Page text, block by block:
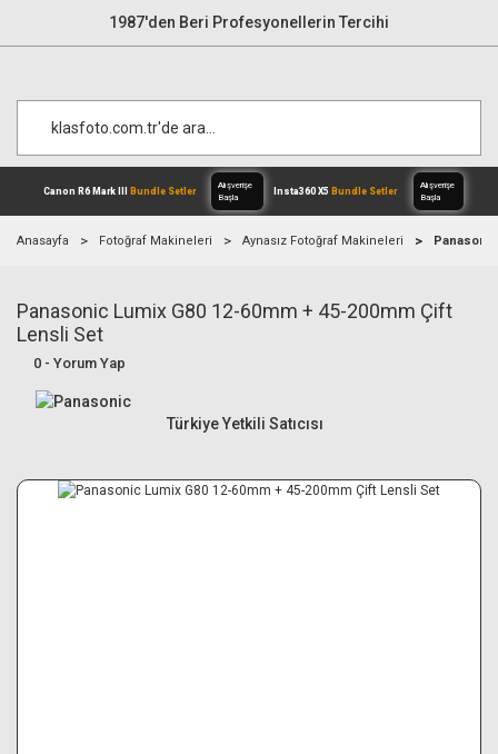
1987'den Beri Profesyonellerin Tercihi
Canon R6 Mark IIIBundle Setler
Alışverişe
Anasayfa Fotoğraf Makineleri Aynasız Fotoğraf Makineleri
Panasonic Lumix G80 12-60mm + 45-200mm Çift
Lensli Set
0 - Yorum Yap
Türkiye Yetkili Satıcısı